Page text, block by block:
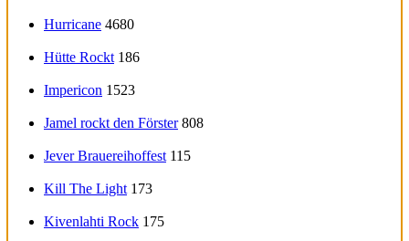
Hurricane 4680
Hütte Rockt 186
Impericon 1523
Jamel rockt den Förster 808
Jever Brauereihoffest 115
Kill The Light 173
Kivenlahti Rock 175